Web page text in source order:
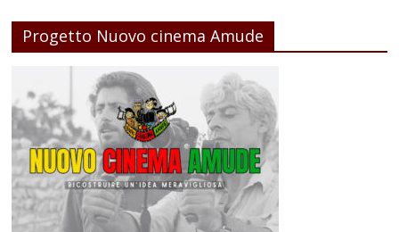
Progetto Nuovo cinema Amude